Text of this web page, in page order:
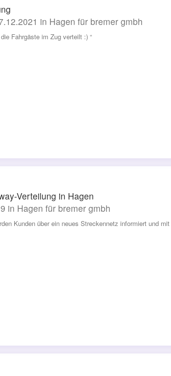
in Hagen für bremer gmbh
Fahrgäste im Zug verteilt :) “
Verteilung in Hagen
in Hagen für bremer gmbh
Kunden über ein neues Streckennetz informiert und